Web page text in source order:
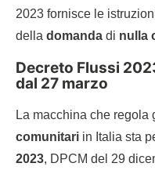
2023 fornisce le
della domanda di nulla
Decreto Flussi
dal 27 marzo
La macchina che regola
comunitari in Italia sta
2023, DPCM del 29